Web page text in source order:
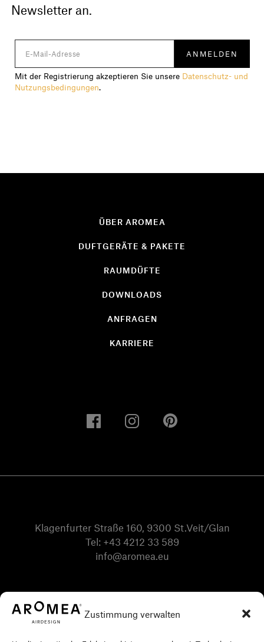
Zustimmung verwalten
Newsletter an.
Mit der Registrierung akzeptieren Sie unsere Datenschutz- und
Nutzungsbedingungen.
ÜBER AROMEA
DUFTGERÄTE & PAKETE
RAUMDÜFTE
DOWNLOADS
ANFRAGEN
KARRIERE
Klagenfurter Straße 160, 9300 St.Veit/Glan
Tel: +43 4212 33 589
info@aromea.eu